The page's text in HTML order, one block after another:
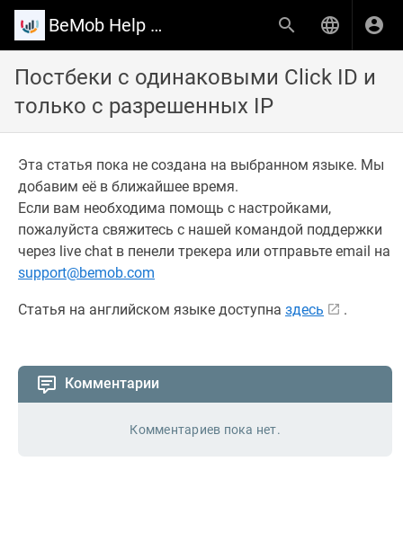
BeMob Help Center
Постбеки с одинаковыми Click ID и
только с разрешенных IP
Эта статья пока не создана на выбранном языке. Мы
добавим её в ближайшее время.
Если вам необходима помощь с настройками,
пожалуйста свяжитесь с нашей командой поддержки
через live chat в пенели трекера или отправьте email на
support@bemob.com
Статья на английском языке доступна здесь .
Комментарии
Комментариев пока нет.